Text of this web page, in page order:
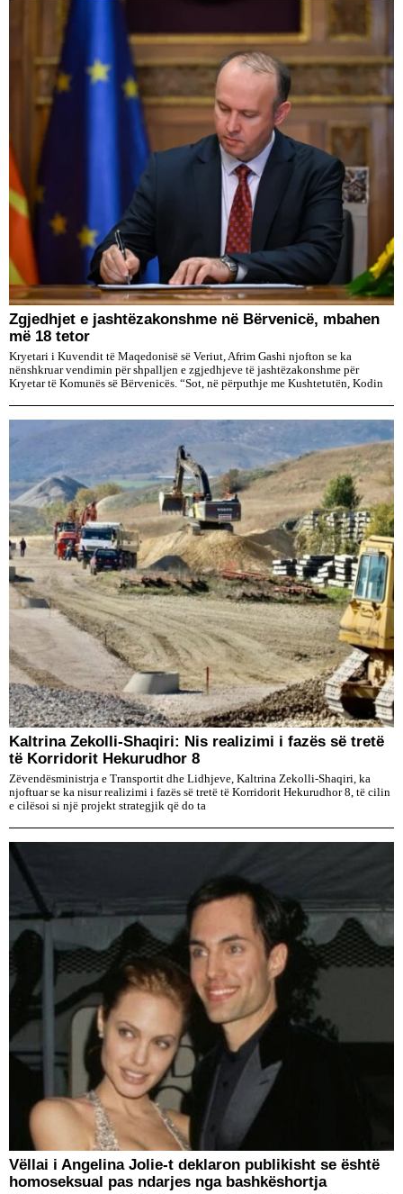
Zgjedhjet e jashtëzakonshme në Bërvenicë, mbahen
më 18 tetor
Kryetari i Kuvendit të Maqedonisë së Veriut, Afrim Gashi njofton se ka
nënshkruar vendimin për shpalljen e zgjedhjeve të jashtëzakonshme për
Kryetar të Komunës së Bërvenicës. “Sot, në përputhje me Kushtetutën, Kodin
Kaltrina Zekolli-Shaqiri: Nis realizimi i fazës së tretë
të Korridorit Hekurudhor 8
Zëvendësministrja e Transportit dhe Lidhjeve, Kaltrina Zekolli-Shaqiri, ka
njoftuar se ka nisur realizimi i fazës së tretë të Korridorit Hekurudhor 8, të cilin
e cilësoi si një projekt strategjik që do ta
​Vëllai i Angelina Jolie-t deklaron publikisht se është
homoseksual pas ndarjes nga bashkëshortja